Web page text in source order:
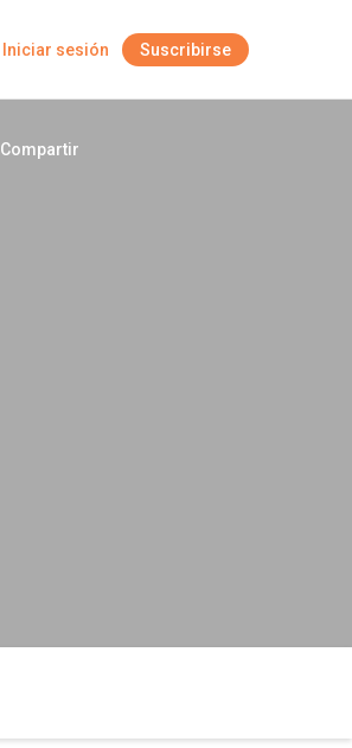
Iniciar sesión Suscribirse
Compartir